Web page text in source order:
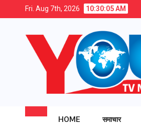
Fri. Aug 7th, 2026 10:30:06 AM
HOME समाचार